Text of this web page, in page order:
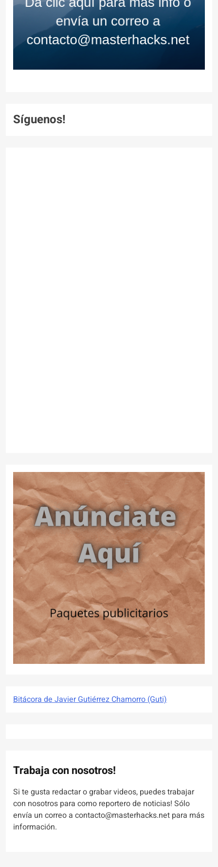
Síguenos!
Bitácora de Javier Gutiérrez Chamorro (Guti)
Trabaja con nosotros!
Si te gusta redactar o grabar videos, puedes trabajar
con nosotros para como reportero de noticias! Sólo
envía un correo a contacto@masterhacks.net para más
información.